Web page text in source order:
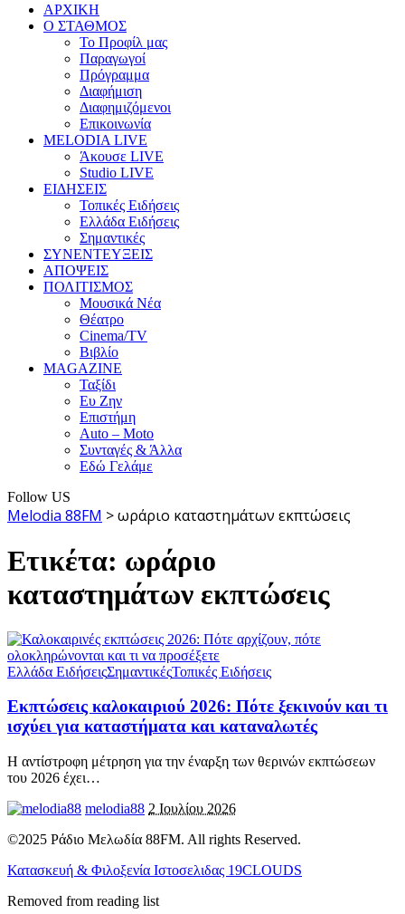
ΑΡΧΙΚΗ
Ο ΣΤΑΘΜΟΣ
Το Προφίλ μας
Παραγωγοί
Πρόγραμμα
Διαφήμιση
Διαφημιζόμενοι
Επικοινωνία
MELODIA LIVE
Άκουσε LIVE
Studio LIVE
ΕΙΔΗΣΕΙΣ
Τοπικές Ειδήσεις
Ελλάδα Ειδήσεις
Σημαντικές
ΣΥΝΕΝΤΕΥΞΕΙΣ
ΑΠΟΨΕΙΣ
ΠΟΛΙΤΙΣΜΟΣ
Μουσικά Νέα
Θέατρο
Cinema/TV
Βιβλίο
MAGAZINE
Ταξίδι
Ευ Ζην
Επιστήμη
Auto – Moto
Συνταγές & Άλλα
Εδώ Γελάμε
Follow US
Melodia 88FM >ωράριο καταστημάτων εκπτώσεις
Ετικέτα: ωράριο
καταστημάτων εκπτώσεις
Ελλάδα ΕιδήσειςΣημαντικέςΤοπικές Ειδήσεις
Εκπτώσεις καλοκαιριού 2026: Πότε ξεκινούν και τι
ισχύει για καταστήματα και καταναλωτές
Η αντίστροφη μέτρηση για την έναρξη των θερινών εκπτώσεων
του 2026 έχει…
melodia88 2 Ιουλίου 2026
©2025 Ράδιο Μελωδία 88FM. All rights Reserved.
Κατασκευή & Φιλοξενία Ιστοσελιδας 19CLOUDS
Removed from reading list